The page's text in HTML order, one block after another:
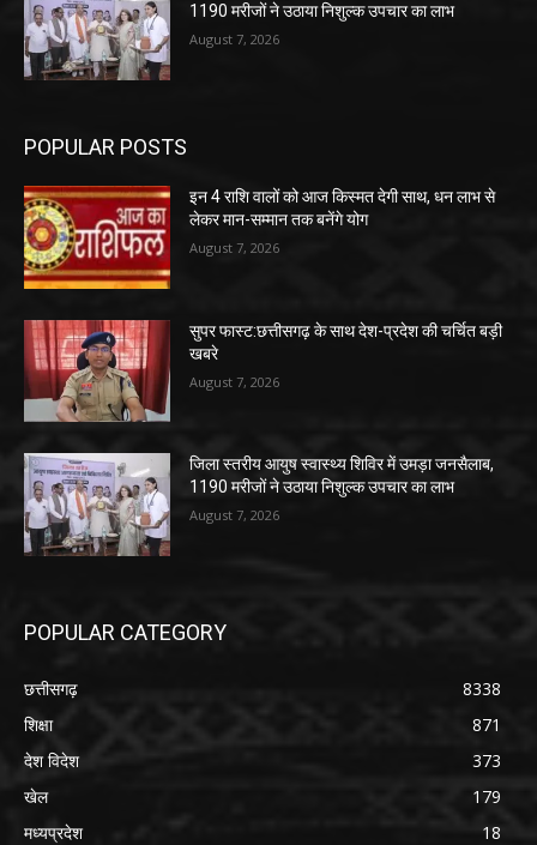
1190 मरीजों ने उठाया निशुल्क उपचार का लाभ
August 7, 2026
POPULAR POSTS
इन 4 राशि वालों को आज किस्मत देगी साथ, धन लाभ से
लेकर मान-सम्मान तक बनेंगे योग
August 7, 2026
सुपर फास्ट:छत्तीसगढ़ के साथ देश-प्रदेश की चर्चित बड़ी
खबरे
August 7, 2026
जिला स्तरीय आयुष स्वास्थ्य शिविर में उमड़ा जनसैलाब,
1190 मरीजों ने उठाया निशुल्क उपचार का लाभ
August 7, 2026
POPULAR CATEGORY
छत्तीसगढ़
8338
शिक्षा
871
देश विदेश
373
खेल
179
मध्यप्रदेश
18